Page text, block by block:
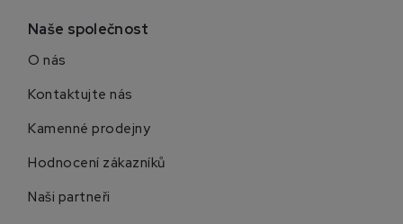
Naše společnost
O nás
Kontaktujte nás
Kamenné prodejny
Hodnocení zákazníků
Naši partneři